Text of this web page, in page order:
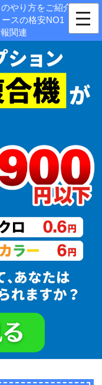
やり方をご紹介！シワ
スの格安NO1｜株式会
関連